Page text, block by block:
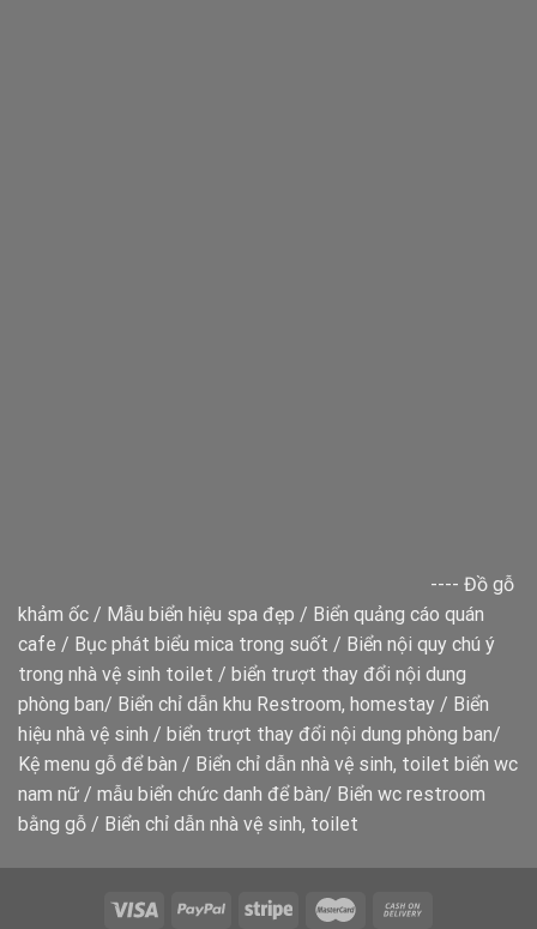
---- Đồ gỗ
khảm ốc / Mẫu biển hiệu spa đẹp / Biển quảng cáo quán
cafe / Bục phát biểu mica trong suốt / Biển nội quy chú ý
trong nhà vệ sinh toilet / biển trượt thay đổi nội dung
phòng ban/ Biển chỉ dẫn khu Restroom, homestay / Biển
hiệu nhà vệ sinh / biển trượt thay đổi nội dung phòng ban/
Kệ menu gỗ để bàn / Biển chỉ dẫn nhà vệ sinh, toilet biển wc
nam nữ / mẫu biển chức danh để bàn/ Biển wc restroom
bằng gỗ / Biển chỉ dẫn nhà vệ sinh, toilet